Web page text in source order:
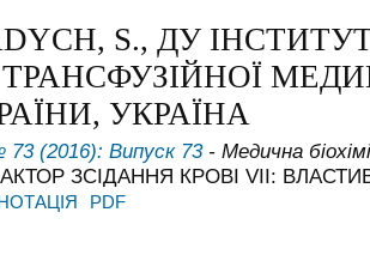
S., ДУ
УКРАЇНА
(2016): Випуск 73- Медична
ЗСІДАННЯ КРОВІ VII:
PDF